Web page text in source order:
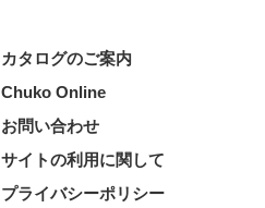
カタログのご案内
Chuko Online
お問い合わせ
サイトの利用に関して
プライバシーポリシー